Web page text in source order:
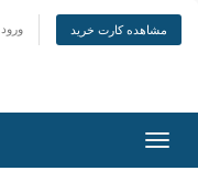
ورود مشاهده کارت خرید